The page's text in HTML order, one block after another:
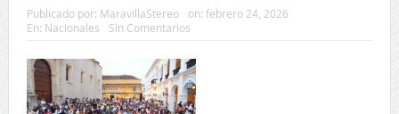
Publicado por: MaravillaStereo on: febrero 24, 2026
En: Nacionales Sin Comentarios